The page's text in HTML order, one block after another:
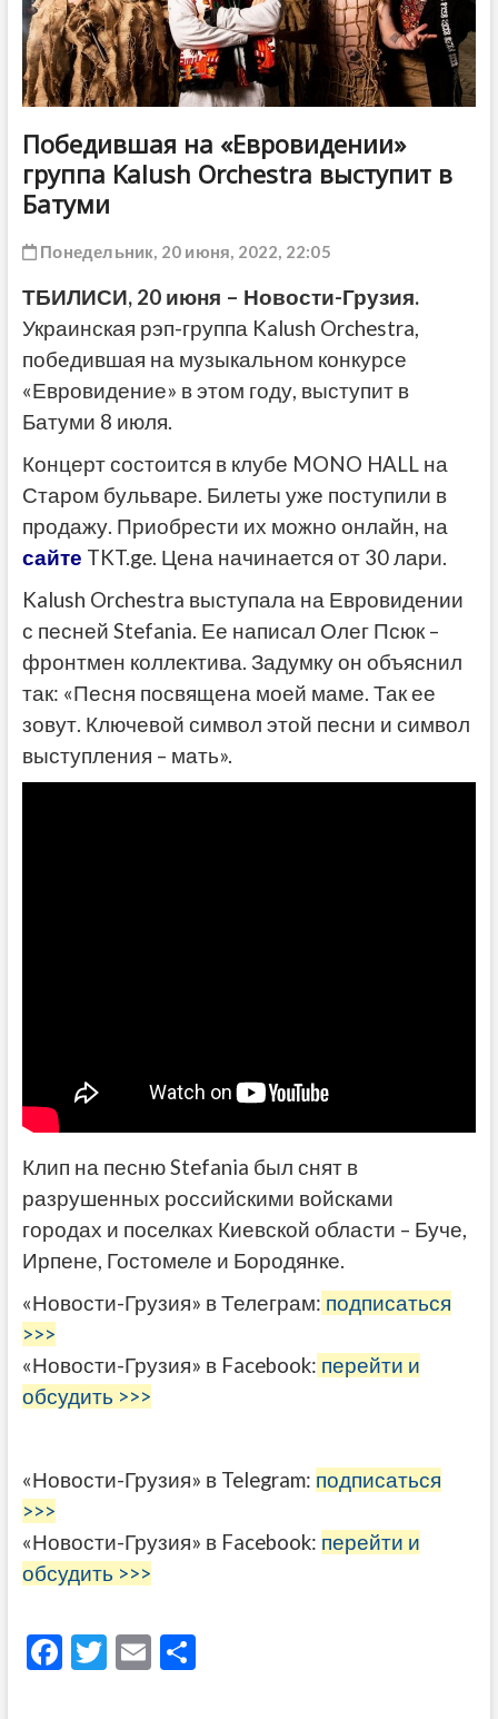
Победившая на «Евровидении»
группа Kalush Orchestra выступит в
Батуми
Понедельник, 20 июня, 2022, 22:05
ТБИЛИСИ, 20 июня – Новости-Грузия.
Украинская рэп-группа Kalush Orchestra,
победившая на музыкальном конкурсе
«Евровидение» в этом году, выступит в
Батуми 8 июля.
Концерт состоится в клубе MONO HALL на
Старом бульваре. Билеты уже поступили в
продажу. Приобрести их можно онлайн, на
сайте TKT.ge. Цена начинается от 30 лари.
Kalush Orchestra выступала на Евровидении
с песней Stefania. Ее написал Олег Псюк –
фронтмен коллектива. Задумку он объяснил
так: «Песня посвящена моей маме. Так ее
зовут. Ключевой символ этой песни и символ
выступления – мать».
Клип на песню Stefania был снят в
разрушенных российскими войсками
городах и поселках Киевской области – Буче,
Ирпене, Гостомеле и Бородянке.
«Новости-Грузия» в Телеграм: подписаться
>>>
«Новости-Грузия» в Facebook: перейти и
обсудить >>>
«Новости-Грузия» в Telegram: подписаться
>>>
«Новости-Грузия» в Facebook: перейти и
обсудить >>>
F T E О